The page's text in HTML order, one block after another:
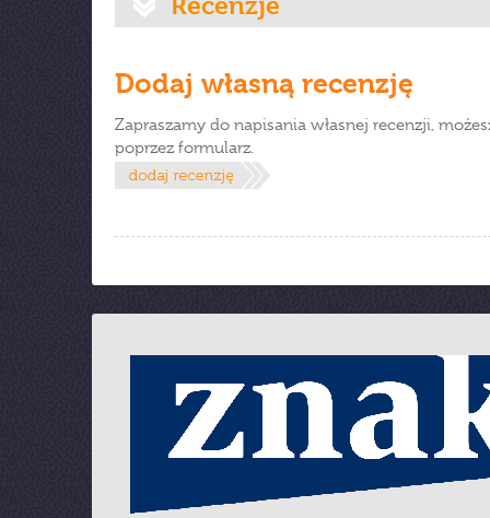
Dodaj własną recenzję
Zapraszamy do napisania własnej recenzji,
poprzez formularz.